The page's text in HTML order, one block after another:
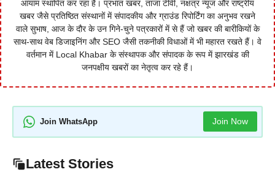
आयाम स्थापित कर रहा है। प्रभात खबर, ताजा टीवी, नक्षत्र न्यूज और राष्ट्रीय
खबर जैसे प्रतिष्ठित संस्थानों में संपादकीय और ग्राउंड रिपोर्टिंग का अनुभव रखने
वाले सुभाष, आज के दौर के उन गिने-चुने पत्रकारों में से हैं जो खबर की बारीकियों के
साथ-साथ वेब डिजाइनिंग और SEO जैसी तकनीकी विधाओं में भी महारत रखते हैं। वे
वर्तमान में Local Khabar के संस्थापक और संपादक के रूप में झारखंड की
जनपक्षीय खबरों का नेतृत्व कर रहे हैं।
Join WhatsApp Join Now
Latest Stories